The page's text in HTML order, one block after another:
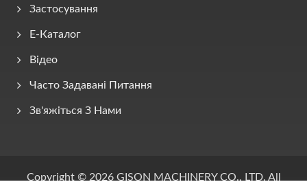
Застосування
E-Каталог
Відео
Часто Задавані Питання
Зв'яжіться З Нами
Copyright © 2026 GISON MACHINERY CO., LTD. All